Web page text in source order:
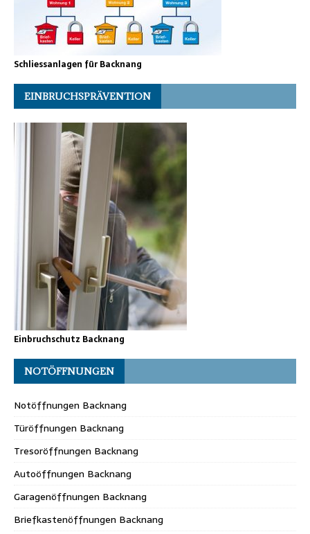
Schliessanlagen für Backnang
EINBRUCHSPRÄVENTION
Einbruchschutz Backnang
NOTÖFFNUNGEN
Notöffnungen Backnang
Türöffnungen Backnang
Tresoröffnungen Backnang
Autoöffnungen Backnang
Garagenöffnungen Backnang
Briefkastenöffnungen Backnang